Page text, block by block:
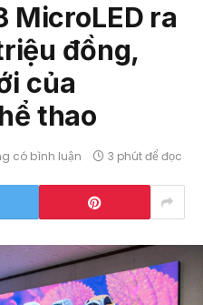
MicroLED ra
đồng,
của
thao
có bình luận 3 phút để đọc